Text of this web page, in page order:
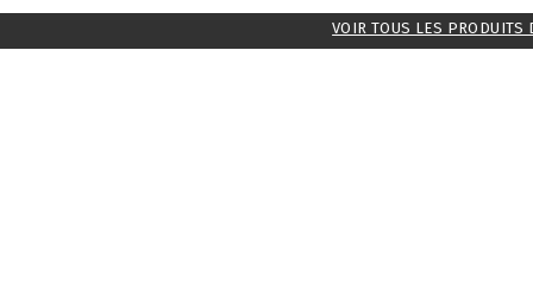
VOIR TOUS LES PRODUITS